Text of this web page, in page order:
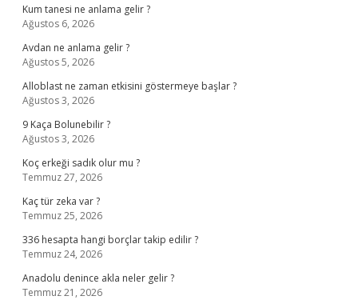
Kum tanesi ne anlama gelir ?
Ağustos 6, 2026
Avdan ne anlama gelir ?
Ağustos 5, 2026
Alloblast ne zaman etkisini göstermeye başlar ?
Ağustos 3, 2026
9 Kaça Bolunebilir ?
Ağustos 3, 2026
Koç erkeği sadık olur mu ?
Temmuz 27, 2026
Kaç tür zeka var ?
Temmuz 25, 2026
336 hesapta hangi borçlar takip edilir ?
Temmuz 24, 2026
Anadolu denince akla neler gelir ?
Temmuz 21, 2026